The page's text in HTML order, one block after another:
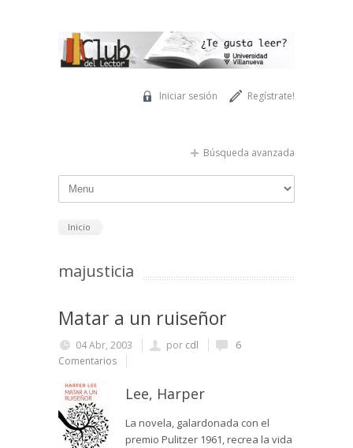
Regístrate!
Iniciar sesión
Búsqueda avanzada
Inicio
majusticia
Matar a un ruiseñor
04 Abr, 2003 por cdl
6
Comentarios
Lee, Harper
La novela, galardonada con el
premio Pulitzer 1961, recrea la vida